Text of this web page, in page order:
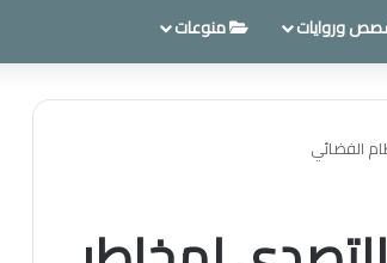
وروايات منوعات
الفضائي